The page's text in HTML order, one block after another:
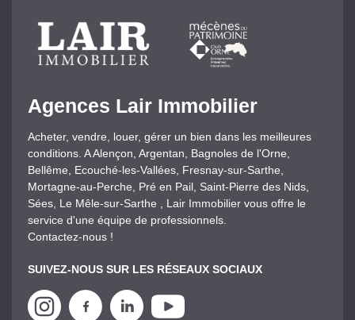
Agences Lair Immobilier
Acheter, vendre, louer, gérer un bien dans les meilleures
conditions. A Alençon, Argentan, Bagnoles de l'Orne,
Bellême, Ecouché-les-Vallées, Fresnay-sur-Sarthe,
Mortagne-au-Perche, Pré en Pail, Saint-Pierre des Nids,
Sées, Le Mêle-sur-Sarthe , Lair Immobilier vous offre le
service d'une équipe de professionnels.
Contactez-nous !
SUIVEZ-NOUS SUR LES RÉSEAUX SOCIAUX